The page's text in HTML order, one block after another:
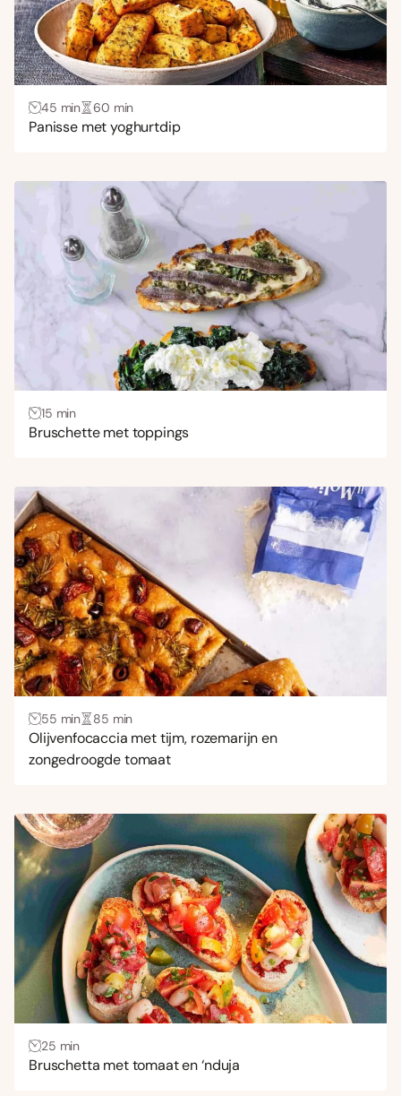
45 min 60 min
Panisse met yoghurtdip
15 min
Bruschette met toppings
55 min 85 min
Olijvenfocaccia met tijm, rozemarijn en
zongedroogde tomaat
25 min
Bruschetta met tomaat en ‘nduja